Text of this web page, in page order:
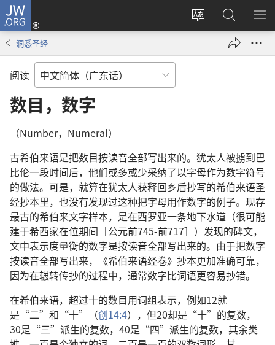
JW.ORG
更
登
录
（打
搜
索
JW.ORG
显
洞悉圣经
阅读
数目，数字
（Number，Numeral）
古希伯来语是把数目按读音全部写出来的。犹太人被掳到巴
比伦一段时间后，他们或多或少采纳了以字母作为数字符号
的做法。可是，就算在犹太人获释回乡后抄写的希伯来语圣
经抄本里，也没有发现过这种把字母用作数字的例子。现存
最古的希伯来文字样本，是在西罗亚一条地下水道（很可能
建于希西家在位期间［公元前745-前717］）发现的碑文，
文中表示度量衡的数字是按读音全部写出来的。由于把数字
按读音全部写出来，《希伯来语经卷》抄本更加准确可靠，
因为在辗转传抄的过程中，通常数字比词语更容易抄错。
在希伯来语，超过十的数目用词组表示，例如12就
是“二”和“十”（创14:4），但20却是“十”的复数，
30是“三”派生的复数，40是“四”派生的复数，其余类